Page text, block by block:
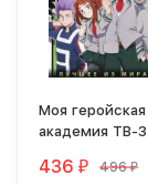
Моя геройская
академия ТВ-3
436 ₽ 496₽